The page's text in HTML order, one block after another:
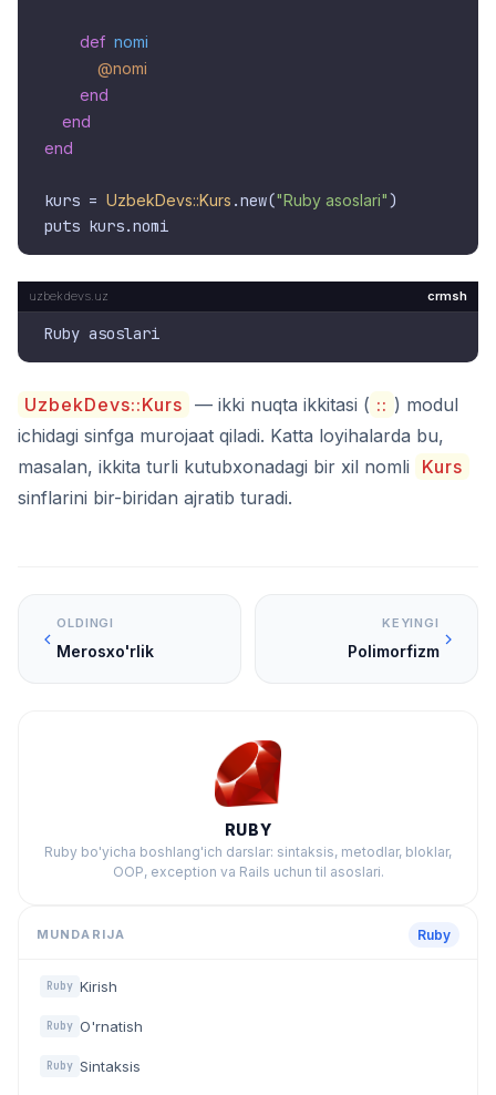
def nomi
@nomi
end
end
end
kurs = UzbekDevs::Kurs .new("Ruby asoslari")
crmsh
UzbekDevs::Kurs — ikki nuqta ikkitasi ( :: ) modul
ichidagi sinfga murojaat qiladi. Katta loyihalarda bu,
masalan, ikkita turli kutubxonadagi bir xil nomli
Kurs
sinflarini bir-biridan ajratib turadi.
OLDINGI
Merosxo'rlik
KEYINGI
Polimorfizm
RUBY
Ruby bo'yicha boshlang'ich darslar: sintaksis, metodlar, bloklar,
OOP, exception va Rails uchun til asoslari.
MUNDARIJA Ruby
Ruby Kirish
Ruby O'rnatish
Ruby Sintaksis